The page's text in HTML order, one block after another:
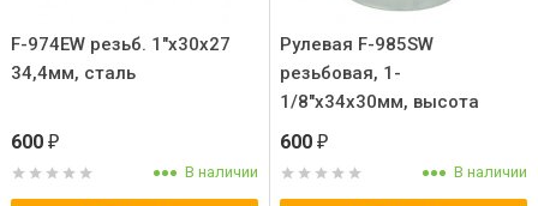
F-974EW резьб. 1"х30х27
34,4мм, сталь
600 ₽
В наличии
Рулевая F-985SW
резьбовая, 1-
1/8"х34х30мм, высота
38,3мм, сталь,
600 ₽
В наличии